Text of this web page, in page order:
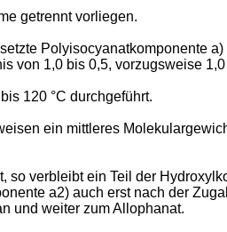
getrennt vorliegen.
Polyisocyanatkomponente
von 1,0 bis 0,5, vorzugsweise
120 °C durchgeführt.
ein mittleres
verbleibt ein Teil der
a2) auch erst nach der
und weiter zum Allophanat.